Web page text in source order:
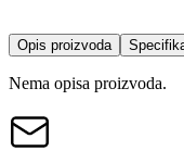
Opis proizvoda
Nema opisa proizvoda.